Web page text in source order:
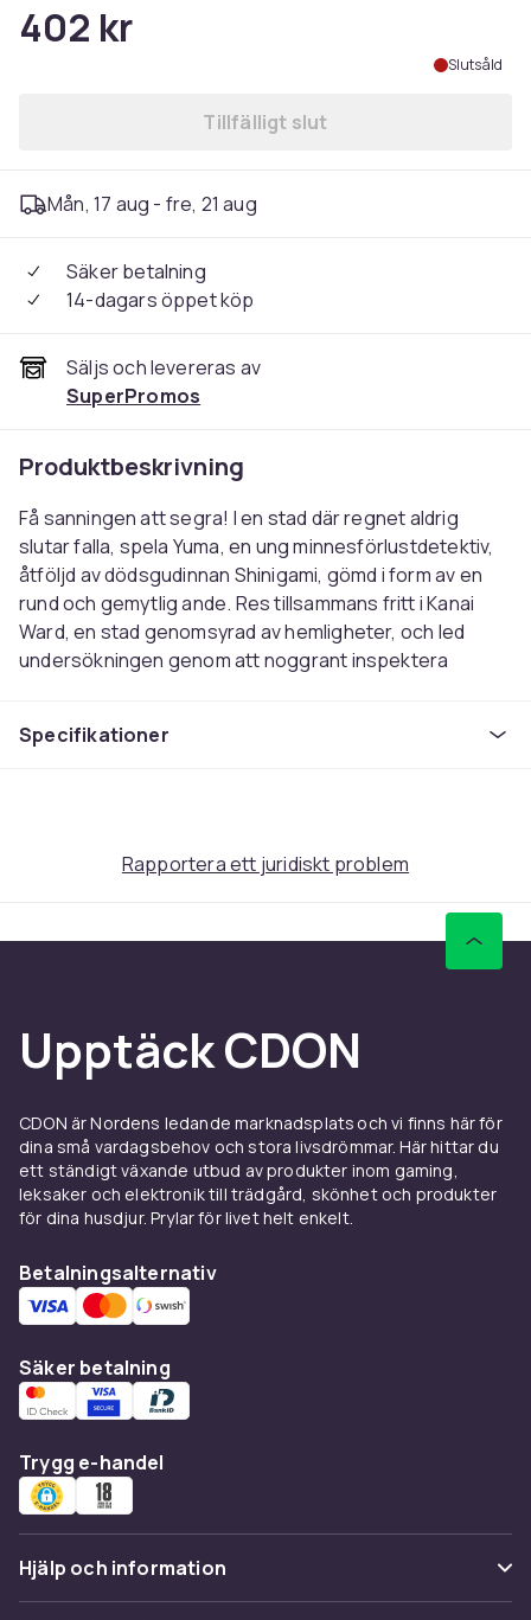
402 kr
Slutsåld
Tillfälligt slut
Mån, 17 aug - fre, 21 aug
Säker betalning
14-dagars öppet köp
Säljs och levereras av
SuperPromos
Produktbeskrivning
Få sanningen att segra! I en stad där regnet aldrig
slutar falla, spela Yuma, en ung minnesförlustdetektiv,
åtföljd av dödsgudinnan Shinigami, gömd i form av en
rund och gemytlig ande. Res tillsammans fritt i Kanai
Ward, en stad genomsyrad av hemligheter, och led
undersökningen genom att noggrant inspektera
61ba2561-b1e4-59f0-816c-a8f646433bef
Specifikationer
Rapportera ett juridiskt problem
Upptäck CDON
CDON är Nordens ledande marknadsplats och vi finns här för
dina små vardagsbehov och stora livsdrömmar. Här hittar du
ett ständigt växande utbud av produkter inom gaming,
leksaker och elektronik till trädgård, skönhet och produkter
för dina husdjur. Prylar för livet helt enkelt.
Betalningsalternativ
Säker betalning
Trygg e-handel
Hjälp och information